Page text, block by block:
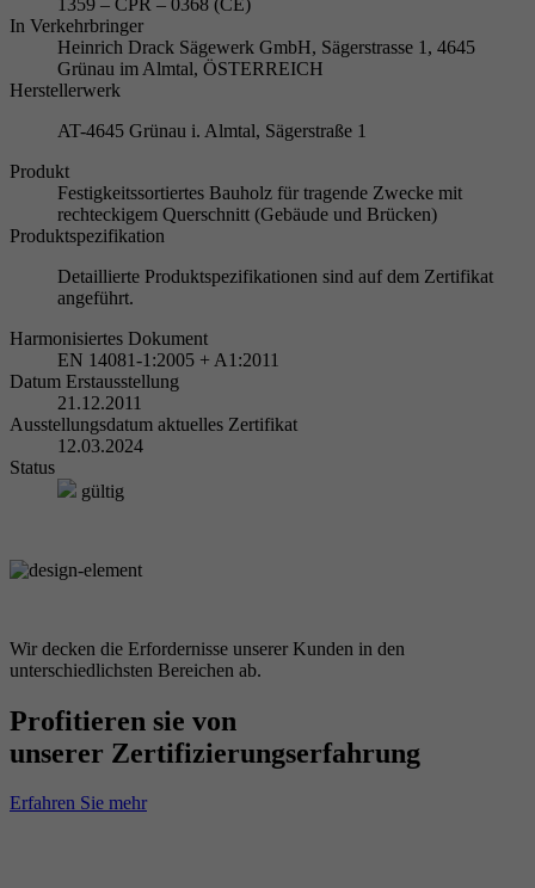
In Verkehrbringer
Heinrich Drack Sägewerk GmbH, Sägerstrasse 1, 4645
Grünau im Almtal, ÖSTERREICH
Herstellerwerk
AT-4645 Grünau i. Almtal, Sägerstraße 1
Produkt
Festigkeitssortiertes Bauholz für tragende Zwecke mit
rechteckigem Querschnitt (Gebäude und Brücken)
Produktspezifikation
Detaillierte Produktspezifikationen sind auf dem Zertifikat
angeführt.
Harmonisiertes Dokument
EN 14081-1:2005 + A1:2011
Datum Erstausstellung
21.12.2011
Ausstellungsdatum aktuelles Zertifikat
12.03.2024
Status
gültig
Wir decken die Erfordernisse unserer Kunden in den
unterschiedlichsten Bereichen ab.
Profitieren sie von
unserer Zertifizierungserfahrung
Erfahren Sie mehr